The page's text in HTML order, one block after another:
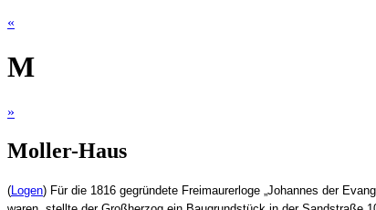
«
M
»
Moller-Haus
(Logen) Für die 1816 gegründete Freimaurerloge „Johannes der